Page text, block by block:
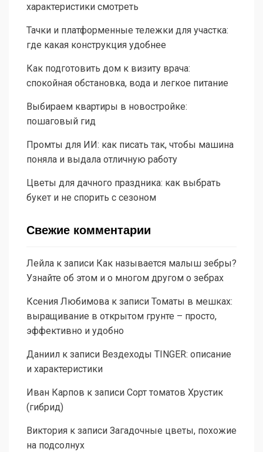
характеристики смотреть
Тачки и платформенные тележки для участка:
где какая конструкция удобнее
Как подготовить дом к визиту врача:
спокойная обстановка, вода и легкое питание
Выбираем квартиры в новостройке:
пошаговый гид
Промты для ИИ: как писать так, чтобы машина
поняла и выдала отличную работу
Цветы для дачного праздника: как выбрать
букет и не спорить с сезоном
Свежие комментарии
Лейла к записи Как называется малыш зебры?
Узнайте об этом и о многом другом о зебрах
Ксения Любимова к записи Томаты в мешках:
выращивание в открытом грунте – просто,
эффективно и удобно
Даниил к записи Вездеходы TINGER: описание
и характеристики
Иван Карпов к записи Сорт томатов Хрустик
(гибрид)
Виктория к записи Загадочные цветы, похожие
на подсолнух